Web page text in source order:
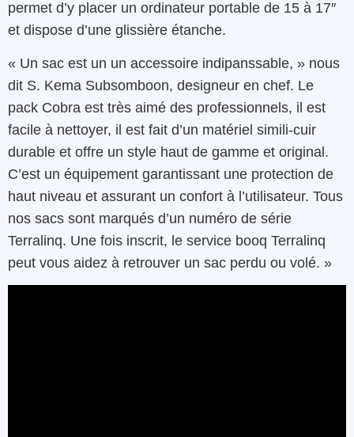
permet d’y placer un ordinateur portable de 15 à 17″
et dispose d’une glissière étanche.
« Un sac est un un accessoire indipanssable, » nous
dit S. Kema Subsomboon, designeur en chef. Le
pack Cobra est très aimé des professionnels, il est
facile à nettoyer, il est fait d’un matériel simili-cuir
durable et offre un style haut de gamme et original.
C’est un équipement garantissant une protection de
haut niveau et assurant un confort à l’utilisateur. Tous
nos sacs sont marqués d’un numéro de série
Terralinq. Une fois inscrit, le service booq Terralinq
peut vous aidez à retrouver un sac perdu ou volé. »